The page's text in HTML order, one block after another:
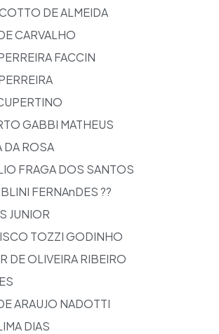
DE ALMEIDA
CARVALHO
FACCIN
GABBI MATHEUS
DA ROSA
FRAGA DOS SANTOS
FERNAnDES ??
JUNIOR
TOZZI GODINHO
DE OLIVEIRA RIBEIRO
ARAUJO NADOTTI
DIAS